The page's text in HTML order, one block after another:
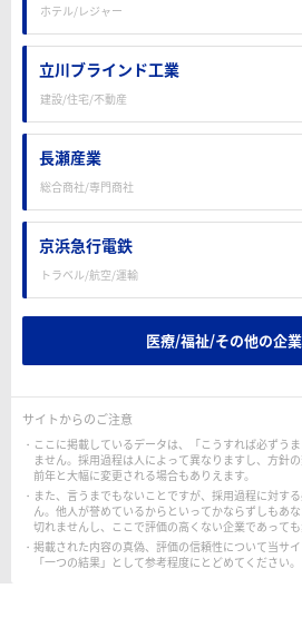
ホテル/レジャー
立川ブラインド工業
建設/住宅/不動産
長瀬産業
総合商社/専門商社
京浜急行電鉄
トラベル/航空/運輸
医療/福祉/その他の企
サイトからのご注意
ここに掲載しているデータは、「こうすれば必ずう
ません。採用過程は人によって異なりますし、方針
前年と大幅に変更される場合もありえます。
また、言うまでもないことですが、採用過程に対す
ん。他人が誉めているからといってかならずしもあ
切れませんし、ここで評価の高くない企業であっても
掲載された内容の真偽、評価の信頼性について当サ
「一つの結果」として参考程度にとどめてください。